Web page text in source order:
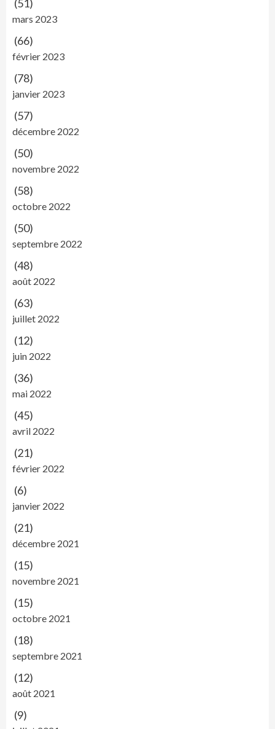
(51)
mars 2023
(66)
février 2023
(78)
janvier 2023
(57)
décembre 2022
(50)
novembre 2022
(58)
octobre 2022
(50)
septembre 2022
(48)
août 2022
(63)
juillet 2022
(12)
juin 2022
(36)
mai 2022
(45)
avril 2022
(21)
février 2022
(6)
janvier 2022
(21)
décembre 2021
(15)
novembre 2021
(15)
octobre 2021
(18)
septembre 2021
(12)
août 2021
(9)